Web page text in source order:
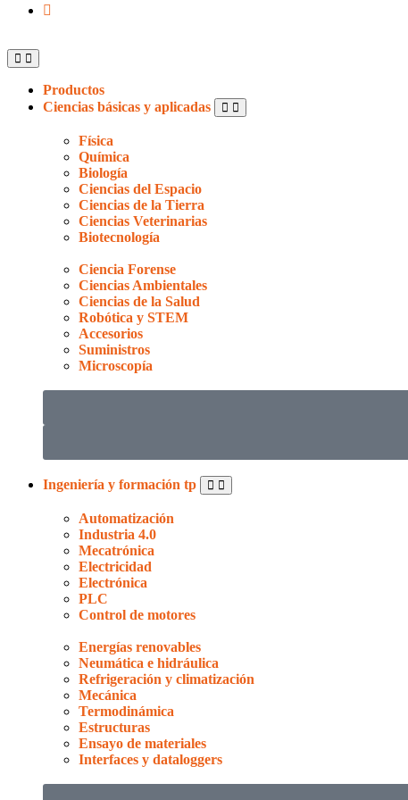
Productos
Ciencias básicas y aplicadas
Física
Química
Biología
Ciencias del Espacio
Ciencias de la Tierra
Ciencias Veterinarias
Biotecnología
Ciencia Forense
Ciencias Ambientales
Ciencias de la Salud
Robótica y STEM
Accesorios
Suministros
Microscopía
Ingeniería y formación tp
Automatización
Industria 4.0
Mecatrónica
Electricidad
Electrónica
PLC
Control de motores
Energías renovables
Neumática e hidráulica
Refrigeración y climatización
Mecánica
Termodinámica
Estructuras
Ensayo de materiales
Interfaces y dataloggers